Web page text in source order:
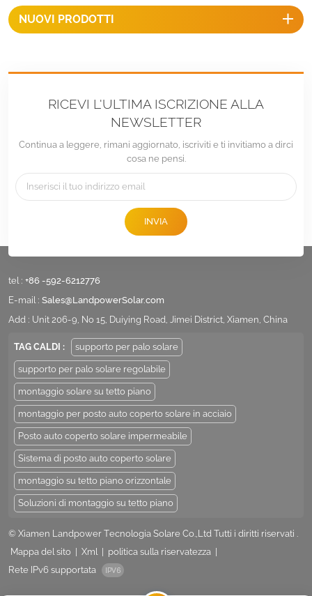
colori disponibili sono nero o
argento, impermeabili e adatti
a diverse installazioni di
NUOVI PRODOTTI
RICEVI L'ULTIMA ISCRIZIONE ALLA
NEWSLETTER
Continua a leggere, rimani aggiornato, iscriviti e ti invitiamo a dirci
cosa ne pensi.
INVIA
tel : +86 -592-6212776
E-mail : Sales@LandpowerSolar.com
Add : Unit 206-9, No 15, Duiying Road, Jimei District, Xiamen, China
TAG CALDI : supporto per palo solare
supporto per palo solare regolabile
montaggio solare su tetto piano
montaggio per posto auto coperto solare in acciaio
Posto auto coperto solare impermeabile
Sistema di posto auto coperto solare
montaggio su tetto piano orizzontale
Soluzioni di montaggio su tetto piano
© Xiamen Landpower Tecnologia Solare Co.,Ltd Tutti i diritti riservati .
Mappa del sito
Xml politica sulla riservatezza
Rete IPv6 supportata